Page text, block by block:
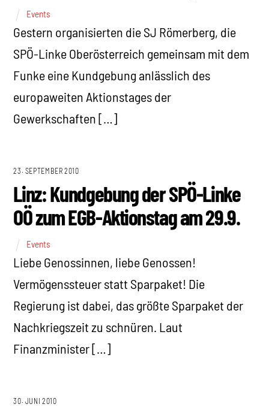
Events
Gestern organisierten die SJ Römerberg, die
SPÖ-Linke Oberösterreich gemeinsam mit dem
Funke eine Kundgebung anlässlich des
europaweiten Aktionstages der
Gewerkschaften […]
23. SEPTEMBER 2010
Linz: Kundgebung der SPÖ-Linke
OÖ zum EGB-Aktionstag am 29.9.
Events
Liebe Genossinnen, liebe Genossen!
Vermögenssteuer statt Sparpaket! Die
Regierung ist dabei, das größte Sparpaket der
Nachkriegszeit zu schnüren. Laut
Finanzminister […]
30. JUNI 2010